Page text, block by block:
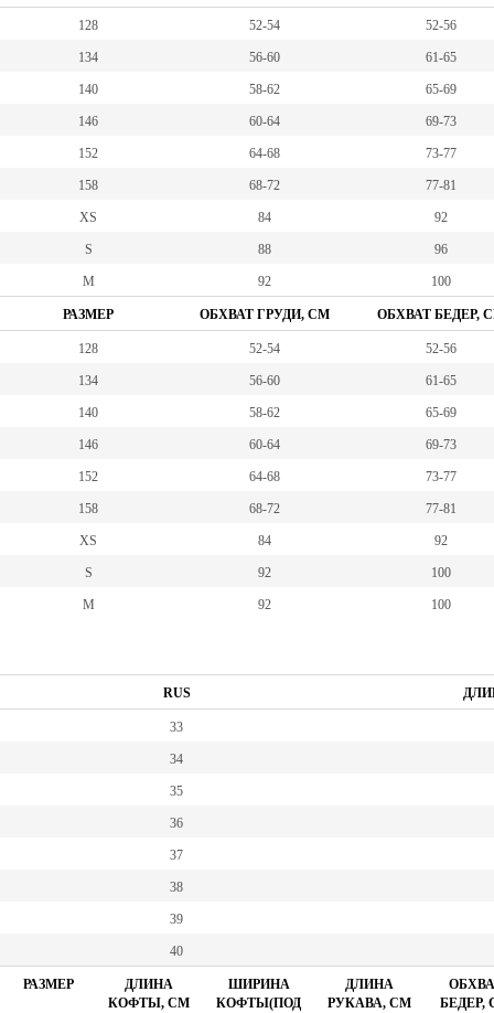
128 52-54 52-56
134 56-60 61-65
140 58-62 65-69
146 60-64 69-73
152 64-68 73-77
158 68-72 77-81
XS 84 92
S 88 96
M 92 100
РАЗМЕР ОБХВАТ ГРУДИ, СМ ОБХВАТ БЕДЕР,
128 52-54 52-56
134 56-60 61-65
140 58-62 65-69
146 60-64 69-73
152 64-68 73-77
158 68-72 77-81
XS 84 92
S 92 100
M 92 100
RUS
33
34
35
36
37
38
39
40
РАЗМЕР
ДЛИНА
КОФТЫ, СМ
ШИРИНА
КОФТЫ(ПОД
ДЛИНА
РУКАВА, СМ
БЕДЕР,